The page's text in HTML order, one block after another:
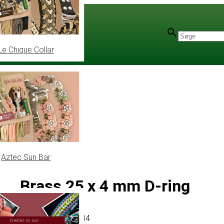
Chique Collar
Aztec Sun Bar
Brass 25 x 4 mm D-ring
Artikel# MT012084